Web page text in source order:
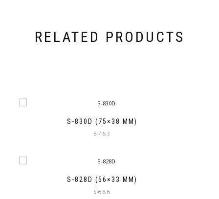
RELATED PRODUCTS
S-830D (75×38 MM)
$763
S-828D (56×33 MM)
$ 686